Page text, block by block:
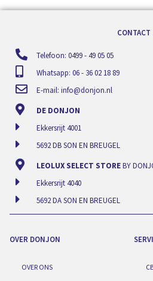
CONTACT
Telefoon: 0499 - 49 05 05
Whatsapp: 06 - 36 02 18 89
E-mail: info@donjon.nl
DE DONJON
Ekkersrijt 4001
5692 DB SON EN BREUGEL
LEOLUX SELECT STOREBY
Ekkersrijt 4040
5692 DA SON EN BREUGEL
OVER DONJON
OVER ONS